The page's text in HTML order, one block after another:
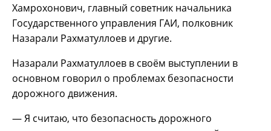
Хамрохонович, главный советник начальника
Государственного управления ГАИ, полковник
Назарали Рахматуллоев и другие.
Назарали Рахматуллоев в своём выступлении в
основном говорил о проблемах безопасности
дорожного движения.
— Я считаю, что безопасность дорожного